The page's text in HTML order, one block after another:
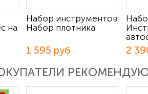
на
Набор инструментов
Набор плотника
1 595 руб 2